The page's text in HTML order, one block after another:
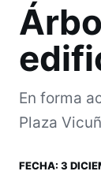
En forma
Plaza
FECHA: 3